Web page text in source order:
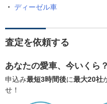
ディーゼル車
査定を依頼する
あなたの愛車、今いくら？
申込み最短3時間後に最大20社
せ！